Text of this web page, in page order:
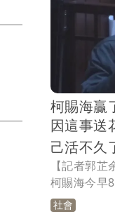
柯賜海贏
因這事
己活不久
【記者郭芷
柯賜海今早
內，他生前
社會